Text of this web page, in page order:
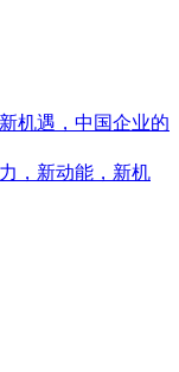
机遇，中国企业的
，新动能，新机